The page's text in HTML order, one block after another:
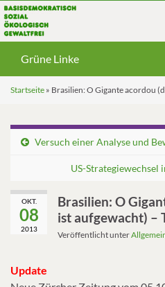
Grüne Linke
Startseite » Brasilien: O Gigante acordou
Versuch einer Analyse und
US-Strategiewechsel
OKT.
08
2013
Brasilien: O
ist aufgewacht) –
Veröffentlicht unter
Update